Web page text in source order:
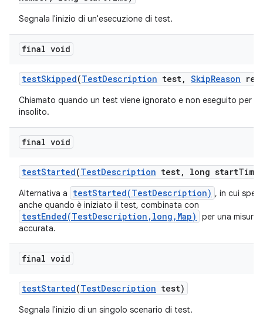
Segnala l'inizio di un'esecuzione di test.
final void
testSkipped(TestDescription test, SkipReason
Chiamato quando un test viene ignorato e non eseguito per
insolito.
final void
testStarted(TestDescription test, long start
Alternativa a testStarted(TestDescription) , in cui
anche quando è iniziato il test, combinata con
testEnded(TestDescription,long,Map)
per una
accurata.
final void
testStarted(TestDescription test)
Segnala l'inizio di un singolo scenario di test.